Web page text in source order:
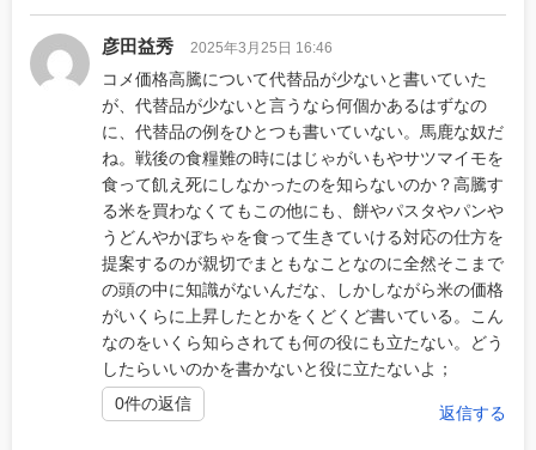
彦田益秀 2025年3月25日 16:46
コメ価格高騰について代替品が少ないと書いていた
が、代替品が少ないと言うなら何個かあるはずなの
に、代替品の例をひとつも書いていない。馬鹿な奴だ
ね。戦後の食糧難の時にはじゃがいもやサツマイモを
食って飢え死にしなかったのを知らないのか？高騰す
る米を買わなくてもこの他にも、餅やパスタやパンや
うどんやかぼちゃを食って生きていける対応の仕方を
提案するのが親切でまともなことなのに全然そこまで
の頭の中に知識がないんだな、しかしながら米の価格
がいくらに上昇したとかをくどくど書いている。こん
なのをいくら知らされても何の役にも立たない。どう
したらいいのかを書かないと役に立たないよ；
返信する
0件の返信